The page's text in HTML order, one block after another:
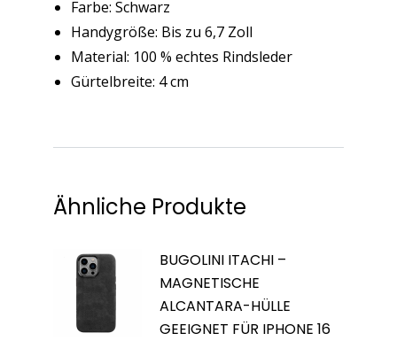
Farbe: Schwarz
Handygröße: Bis zu 6,7 Zoll
Material: 100 % echtes Rindsleder
Gürtelbreite: 4 cm
Ähnliche Produkte
BUGOLINI ITACHI –
MAGNETISCHE
ALCANTARA-HÜLLE
GEEIGNET FÜR IPHONE 16